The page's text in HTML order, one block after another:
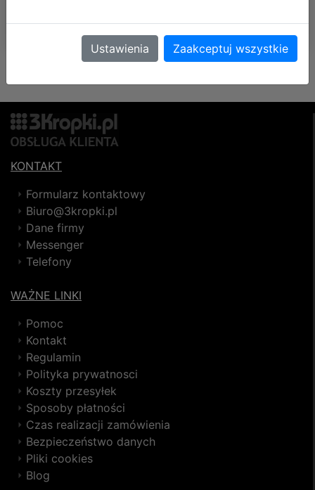
KONTAKT
Formularz kontaktowy
Biuro@3kropki.pl
Dane firmy
Messenger
Telefony
WAŻNE LINKI
Pomoc
Kontakt
Regulamin
Polityka prywatnosci
Koszty przesyłek
Sposoby płatności
Czas realizacji zamówienia
Bezpieczeństwo danych
Pliki cookies
Blog
Ustawienia Zaakceptuj wszystkie